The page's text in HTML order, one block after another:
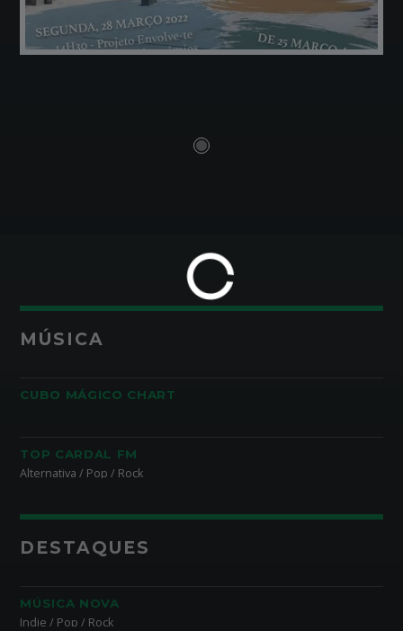
MÚSICA
CUBO MÁGICO CHART
TOP CARDAL FM
Alternativa / Pop / Rock
DESTAQUES
MÚSICA NOVA
Indie / Pop / Rock